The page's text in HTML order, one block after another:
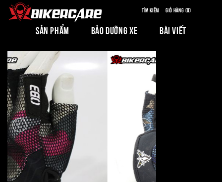
Tìm kiếm Giỏ hàng (0)
SẢN PHẨM BẢO DƯỠNG XE BÀI VIẾT